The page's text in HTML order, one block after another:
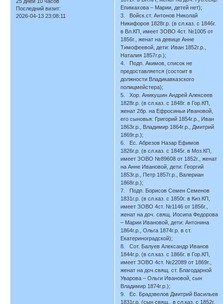
Последний визит:
2026-04-13 23:08:11
Епимахова – Марии, детей нет);
3. Войск.ст. Антонов Николай
Никифоров 1828г.р. (в сл.каз. с 1846г.
в Вл.КП, имеет ЗОВО 4ст. №1005 от
1856г., женат на девице Анне
Тимофеевой, дети: Иван 1852г.р.,
Наталия 1857г.р.);
4. Подп. Акимов, список не
предоставляется (состоит в
должности Владикавказского
полицмейстера);
5. Хор. Аникушин Андрей Алексеев
1828г.р. (в сл.каз. с 1848г. в Гор.КП,
женат 2бр. на Ефросиньи Ивановой,
его сыновья: Григорий 1854г.р., Иван
1863г.р., Владимир 1864г.р., Дмитрий
1869г.р.);
6. Ес. Абрезов Назар Ефимов
1826г.р. (в сл.каз. с 1845г. в Моз.КП,
имеет ЗОВО №89608 от 1852г., женат
на Анне Ивановой, дети: Георгий
1853г.р., Петр 1857г.р., Валериан
1868г.р.);
7. Подп. Борисов Семен Семенов
1831г.р. (в сл.каз. с 1850г. в Киз.КП,
имеет ЗОВО 4ст. №1146 от 1856г.,
женат на доч. свящ. Иосипа Федорова
– Марии Ивановой, дети: Антонина
1864г.р., Ольга 1874г.р. в ст.
Екатериноградской);
8. Сот. Балуев Александр Иванов
1844г.р. (в сл.каз. с 1866г. в Гор.КП,
имеет ЗОВО 4ст. №22089 от 1869г.,
женат на доч.свящ. ст. Благодарной
Уварова – Ольги Ивановой, сын
Владимир 1874г.р.);
9. Ес. Брадзвелов Дмитрий Васильев
1831г.р. (сын свящ., в сл.каз. с 1852г.